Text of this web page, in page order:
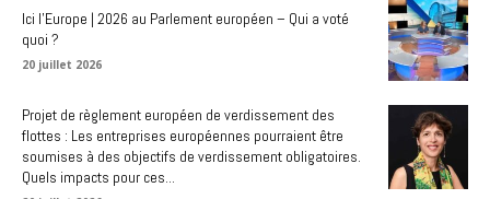
Ici l’Europe | 2026 au Parlement européen – Qui a voté
quoi ?
20 juillet 2026
Projet de règlement européen de verdissement des
flottes : Les entreprises européennes pourraient être
soumises à des objectifs de verdissement obligatoires.
Quels impacts pour ces...